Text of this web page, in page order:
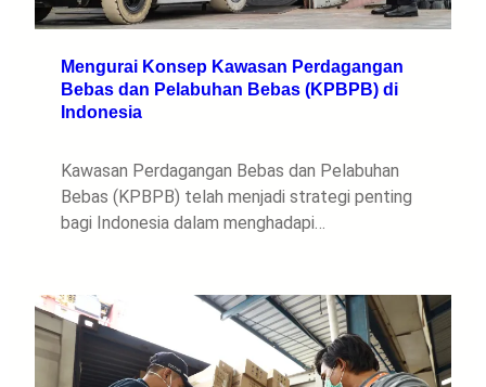
Mengurai Konsep Kawasan Perdagangan
Bebas dan Pelabuhan Bebas (KPBPB) di
Indonesia
Kawasan Perdagangan Bebas dan Pelabuhan
Bebas (KPBPB) telah menjadi strategi penting
bagi Indonesia dalam menghadapi…